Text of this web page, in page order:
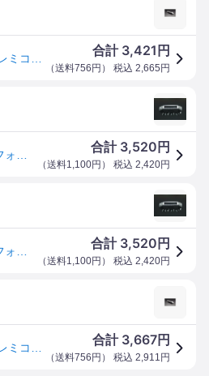
合計 3,421 円
（送料756円 ） 税込 2,665 円
合計 3,520 円
（送料1,100円 ） 税込 2,420円
合計 3,520 円
（送料1,100円 ） 税込 2,420円
合計 3,667円
（送料756円 ） 税込 2,911 円